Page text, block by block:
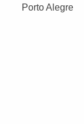
Porto Alegre